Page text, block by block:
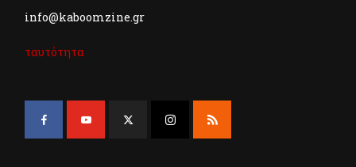
info@kaboomzine.gr
ταυτότητα